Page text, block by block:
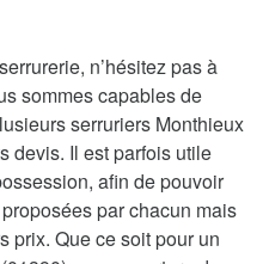
n’hésitez pas à
sommes capables de
serruriers Monthieux
devis. Il est parfois utile
afin de pouvoir
par chacun mais
prix. Que ce soit pour un